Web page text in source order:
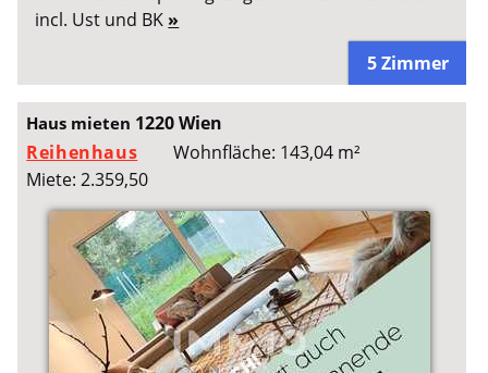
incl. Ust und BK »
5 Zimmer
Haus mieten 1220 Wien
Reihenhaus
Wohnfläche: 143,04 m²
Miete: 2.359,50